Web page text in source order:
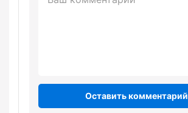
Оставить комментарий